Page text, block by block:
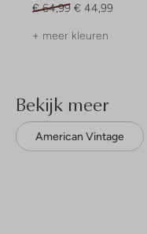
€ 64,99 € 44,99
+ meer kleuren
Bekijk meer
American Vintage